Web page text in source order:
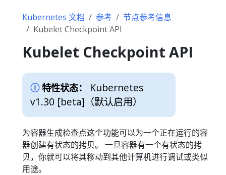
Kubernetes 文档 参考
节点参考信息
Kubelet Checkpoint API
Kubelet Checkpoint API
特性状态：
Kubernetes
v1.30 [beta] （默认启用）
为容器生成检查点这个功能可以为一个正在运行的容
器创建有状态的拷贝。 一旦容器有一个有状态的拷
贝，你就可以将其移动到其他计算机进行调试或类似
用途。